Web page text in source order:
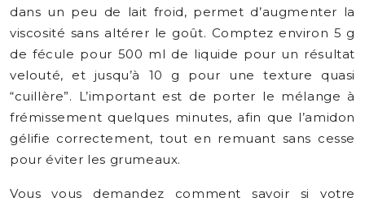
dans un peu de lait froid, permet d’augmenter la
viscosité sans altérer le goût. Comptez environ 5 g
de fécule pour 500 ml de liquide pour un résultat
velouté, et jusqu’à 10 g pour une texture quasi
“cuillère”. L’important est de porter le mélange à
frémissement quelques minutes, afin que l’amidon
gélifie correctement, tout en remuant sans cesse
pour éviter les grumeaux.
Vous vous demandez comment savoir si votre